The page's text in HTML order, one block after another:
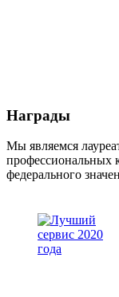
Награды
Мы являемся
профессиональных
федерального